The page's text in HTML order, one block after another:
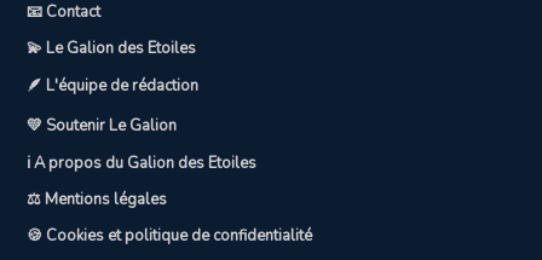
📧 Contact
💫 Le Galion des Etoiles
🪶 L'équipe de rédaction
💛 Soutenir Le Galion
ℹ️ A propos du Galion des Etoiles
⚖️ Mentions légales
🍪 Cookies et politique de confidentialité